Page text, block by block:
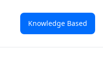
Knowledge Based